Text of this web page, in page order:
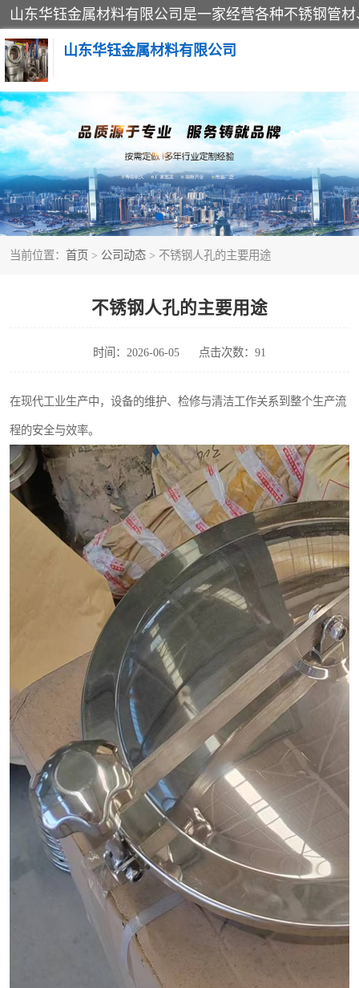
山东华钰金属材料有限公司
当前位置： 首页 > 公司动态 > 不锈钢人孔的主要用途
不锈钢人孔的主要用途
时间：2026-06-05 点击次数：91
在现代工业生产中，设备的维护、检修与清洁工作关系到整个生产流
程的安全与效率。
不锈钢管
管件标准件
不锈钢人孔
不锈钢角钢